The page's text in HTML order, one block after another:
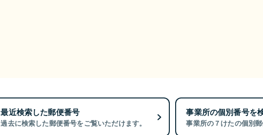
最近検索した郵便番号
過去に検索した郵便番号をご覧いただけます。
事業所の個別番号を
事業所の７けたの個別